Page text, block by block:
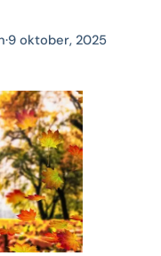
·9 oktober, 2025